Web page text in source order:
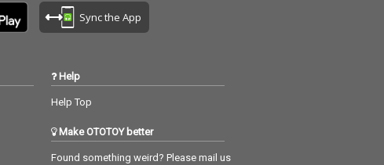
eaves」が収録。 アー
ィストタイアップと
「ビューティ・フォ
」では、 透明感のあ
るサウンドと変拍子に
込められた想いが印象
的な、Morfonicaの新
たな表情を感じさせる
eaves」が収録。 アー
ティストタイアップと
ー」では、 透明感のあ
的な、Morfonicaの新
たな表情を感じさせる
楽曲だ。
Sync the App
Help
Help Top
Make OTOTOY better
Found something weird? Please mail us